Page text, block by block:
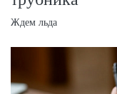
Ждем льда